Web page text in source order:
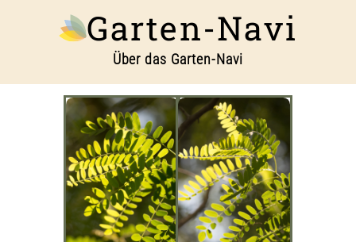
Garten-Navi
Über das Garten-Navi